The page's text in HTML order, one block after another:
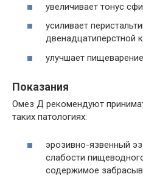
увеличивает тонус
усиливает
двенадцатипёрстной
улучшает
Показания
Омез Д рекомендуют
таких патологиях:
эрозивно-язвенный
слабости
содержимое